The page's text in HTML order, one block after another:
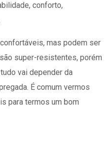
conforto,
mas podem ser
super-resistentes, porém
vai depender da
É comum vermos
para termos um bom